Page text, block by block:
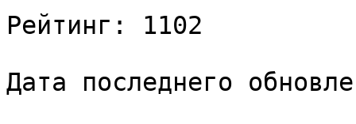
Рейтинг: 1102
Дата последнего